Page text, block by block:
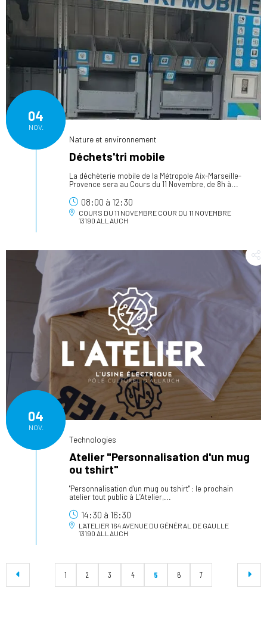
04
NOV.
Nature et environnement
Déchets'tri mobile
La déchèterie mobile de la Métropole Aix-Marseille-
Provence sera au Cours du 11 Novembre, de 8h à...
08:00 à 12:30
COURS DU 11 NOVEMBRE COUR DU 11 NOVEMBRE
13190 ALLAUCH
04
NOV.
Technologies
Atelier "Personnalisation d'un mug
ou tshirt"
"Personnalisation d'un mug ou tshirt" : le prochain
atelier tout public à L’Atelier,...
14:30 à 16:30
L'ATELIER 164 AVENUE DU GÉNÉRAL DE GAULLE
13190 ALLAUCH
1 2 3 4 5 6 7